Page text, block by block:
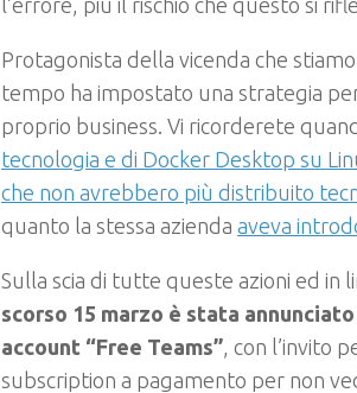
l’errore, più il rischio che questo si
Protagonista della vicenda che
tempo ha impostato una strategia
proprio business. Vi ricorderete
tecnologia e di Docker Desktop su
che non avrebbero più distribuito
quanto la stessa azienda aveva
Sulla scia di tutte queste azioni ed in
scorso 15 marzo è stata
account “Free Teams”, con l’invito
subscription a pagamento per non